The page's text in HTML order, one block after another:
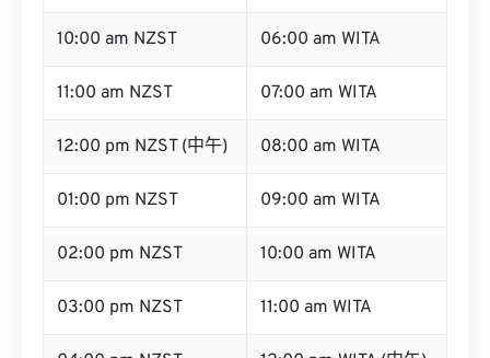
10:00 am NZST 06:00 am WITA
11:00 am NZST 07:00 am WITA
12:00 pm NZST (中午) 08:00 am WITA
01:00 pm NZST 09:00 am WITA
02:00 pm NZST 10:00 am WITA
03:00 pm NZST 11:00 am WITA